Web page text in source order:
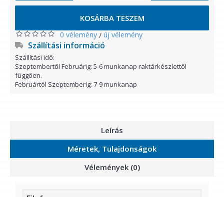
KOSÁRBA TESZEM
0 vélemény / új vélemény
Szállítási információ
Szállítási idő:
Szeptembertől Februárig: 5-6 munkanap raktárkészlettől
függően.
Februártól Szeptemberig: 7-9 munkanap
Leírás
Méretek, Tulajdonságok
Vélemények (0)